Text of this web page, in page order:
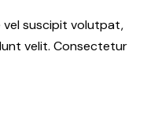
vel suscipit volutpat,
velit. Consectetur